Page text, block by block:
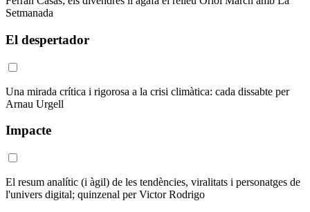
Setmanada
El despertador
Una mirada crítica i rigorosa a la crisi climàtica: cada dissabte per
Arnau Urgell
Impacte
El resum analític (i àgil) de les tendències, viralitats i personatges de
l'univers digital; quinzenal per Victor Rodrigo